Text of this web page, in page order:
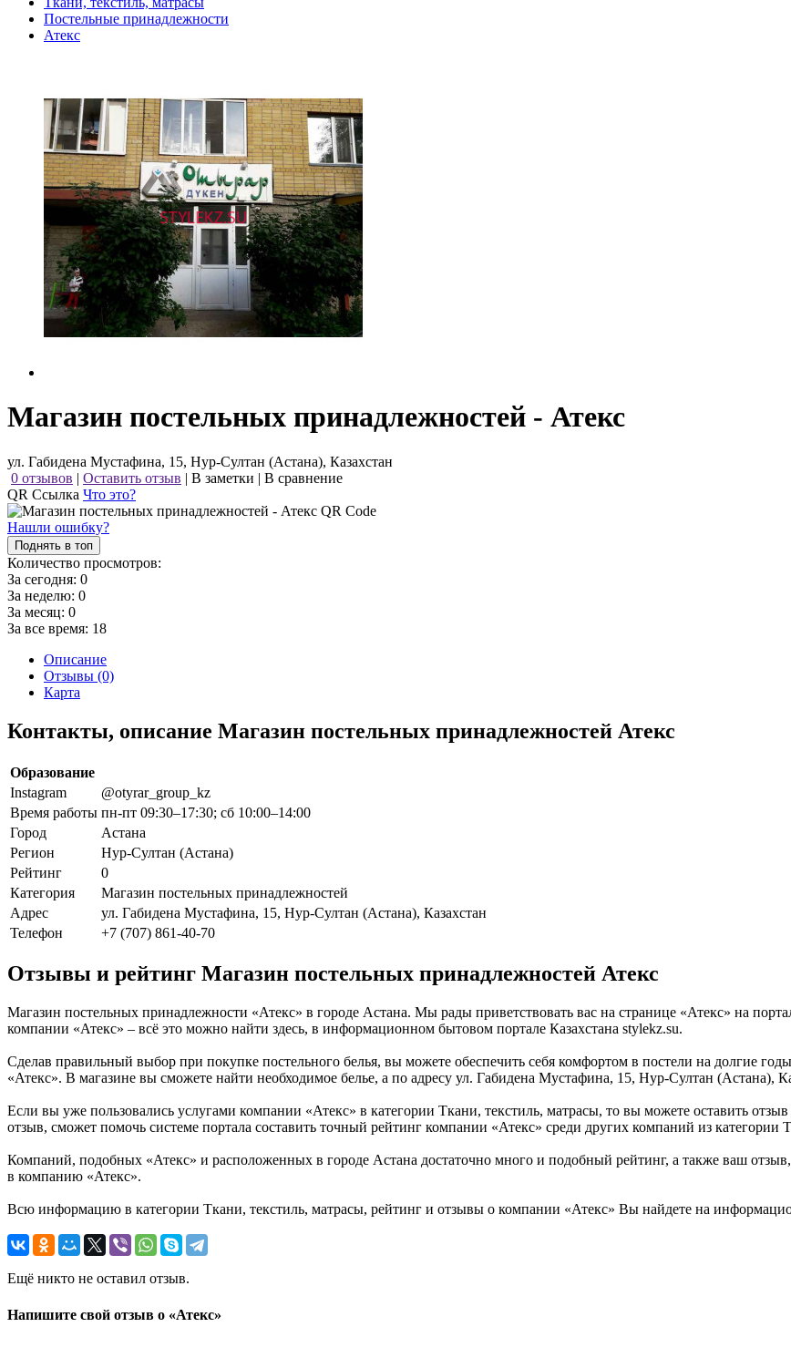
Постельные принадлежности
Атекс
Магазин постельных принадлежностей - Атекс
ул. Габидена Мустафина, 15, Нур-Султан (Астана), Казахстан
0 отзывов | Оставить отзыв | В заметки | В сравнение
QR Ссылка Что это?
Нашли ошибку?
Поднять в топ
Количество просмотров:
За сегодня: 0
За неделю: 0
За месяц: 0
За все время: 18
Описание
Отзывы (0)
Карта
Контакты, описание Магазин постельных принадлежностей Атекс
Образование
Instagram
@otyrar_group_kz
Время работы пн-пт 09:30–17:30; сб 10:00–14:00
Город
Астана
Регион
Нур-Султан (Астана)
Рейтинг
0
Категория
Магазин постельных принадлежностей
Адрес
ул. Габидена Мустафина, 15, Нур-Султан (Астана), Казахстан
Телефон
+7 (707) 861-40-70
Отзывы и рейтинг Магазин постельных принадлежностей Атекс
Магазин постельных принадлежности «Атекс» в городе Астана. Мы рады приветствовать вас на странице «Атекс» на
компании «Атекс» – всё это можно найти здесь, в информационном бытовом портале Казахстана stylekz.su.
Сделав правильный выбор при покупке постельного белья, вы можете обеспечить себя комфортом в постели на долгие
«Атекс». В магазине вы сможете найти необходимое белье, а по адресу ул. Габидена Мустафина, 15, Нур-Султан (Астана),
Если вы уже пользовались услугами компании «Атекс» в категории Ткани, текстиль, матрасы, то вы можете оставить
отзыв, сможет помочь системе портала составить точный рейтинг компании «Атекс» среди других компаний из категории
Компаний, подобных «Атекс» и расположенных в городе Астана достаточно много и подобный рейтинг, а также ваш
в компанию «Атекс».
Всю информацию в категории Ткани, текстиль, матрасы, рейтинг и отзывы о компании «Атекс» Вы найдете на
Ещё никто не оставил отзыв.
Напишите свой отзыв о «Атекс»